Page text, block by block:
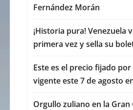
Fernández Morán
¡Historia pura! Venezuela
primera vez y sella su
Este es el precio fijado
vigente este 7 de agosto
Orgullo zuliano en la Gran